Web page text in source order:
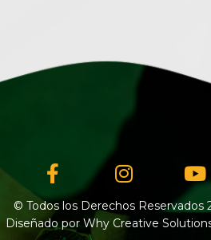
Facebook-
f
Instagram
© Todos los Derechos Reservados
Diseñado por Why Creative